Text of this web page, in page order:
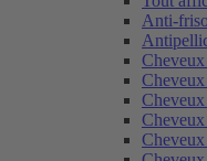
Anti-
Cheveux